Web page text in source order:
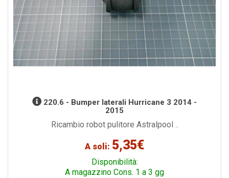
220.6 - Bumper laterali Hurricane 3 2014 -
2015
Ricambio robot pulitore Astralpool ..
A soli: 5,35€
Disponibilità:
A magazzino Cons. 1 a 3 gg